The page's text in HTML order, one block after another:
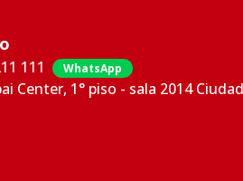
111 WhatsApp
Center, 1° piso - sala 2014